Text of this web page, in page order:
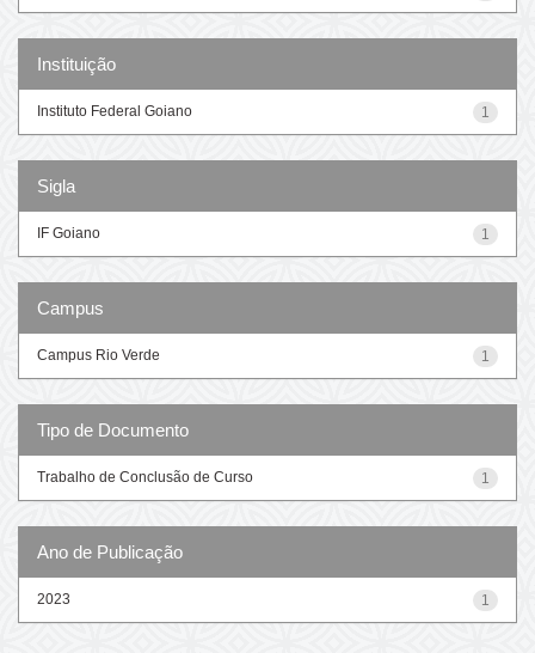
Instituição
1
Instituto Federal Goiano
Sigla
1
IF Goiano
Campus
1
Campus Rio Verde
Tipo de Documento
1
Trabalho de Conclusão de Curso
Ano de Publicação
1
2023